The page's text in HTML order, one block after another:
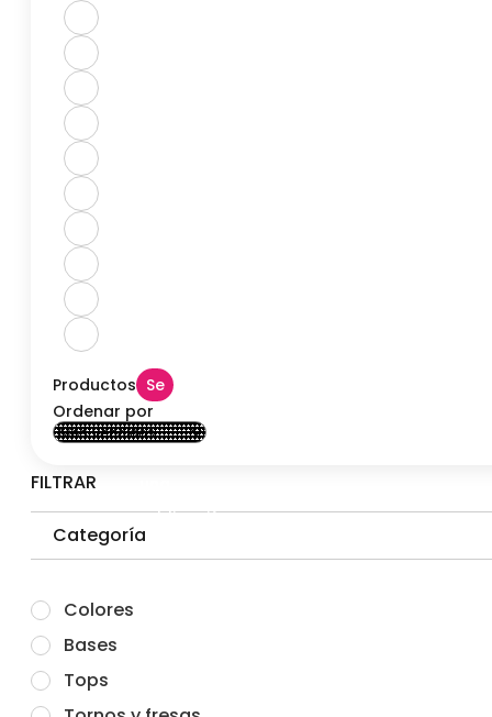
Productos Se
ha
publicación
Ordenar por
FILTRAR
Categoría
Colores
Bases
Tops